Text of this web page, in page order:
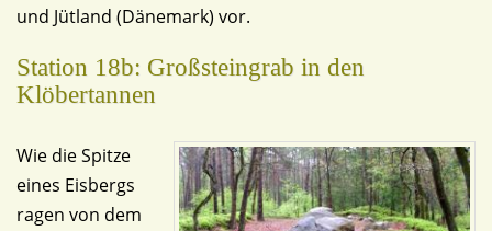
und Jütland (Dänemark) vor.
Station 18b: Großsteingrab in den
Klöbertannen
Wie die Spitze
eines Eisbergs
ragen von dem